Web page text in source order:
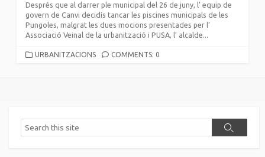
Després que al darrer ple municipal del 26 de juny, l’ equip de
govern de Canvi decidís tancar les piscines municipals de les
Pungoles, malgrat les dues mocions presentades per l’
Associació Veinal de la urbanització i PUSA, l’ alcalde...
CATEGORIES
URBANITZACIONS COMMENTS: 0
Search
Search